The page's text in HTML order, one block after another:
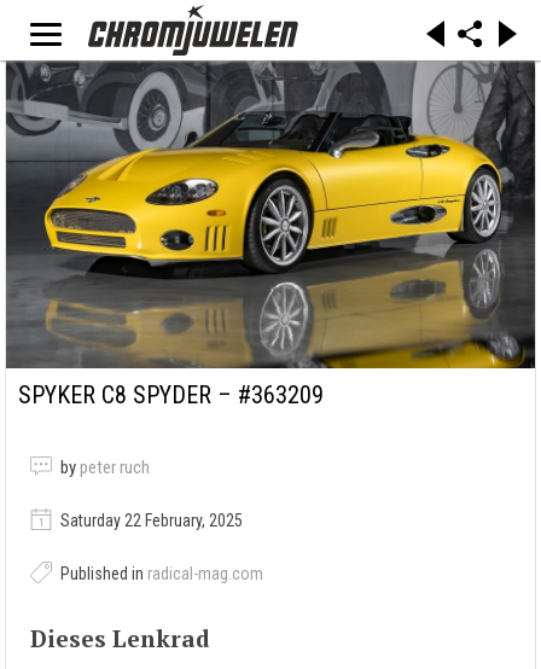
SPYKER C8 SPYDER – #363209
by peter ruch
Saturday 22 February, 2025
Published in radical-mag.com
Dieses Lenkrad